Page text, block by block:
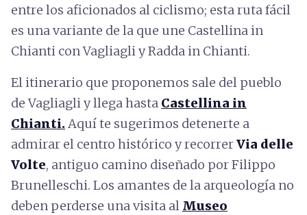
entre los aficionados al ciclismo; esta ruta fácil
es una variante de la que une Castellina in
Chianti con Vagliagli y Radda in Chianti.
El itinerario que proponemos sale del pueblo
de Vagliagli y llega hasta Castellina in
Chianti.Aquí te sugerimos detenerte a
admirar el centro histórico y recorrerVia delle
Volte, antiguo camino diseñado por Filippo
Brunelleschi. Los amantes de la arqueología no
deben perderse una visita al Museo